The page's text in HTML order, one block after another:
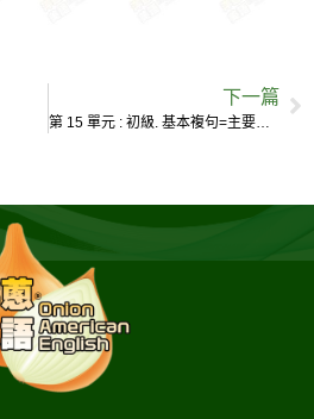
下一篇
第 15 單元 : 初級. 基本複句=主要子句+附屬子句 (形容詞子句)